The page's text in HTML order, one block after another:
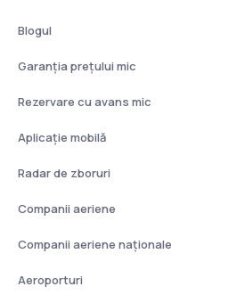
Blogul
Garanția prețului mic
Rezervare cu avans mic
Aplicație mobilă
Radar de zboruri
Companii aeriene
Companii aeriene naţionale
Aeroporturi